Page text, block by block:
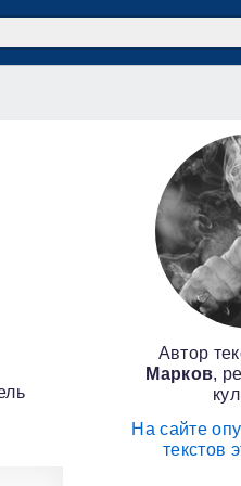
Автор
Марков,
На сайте
текстов